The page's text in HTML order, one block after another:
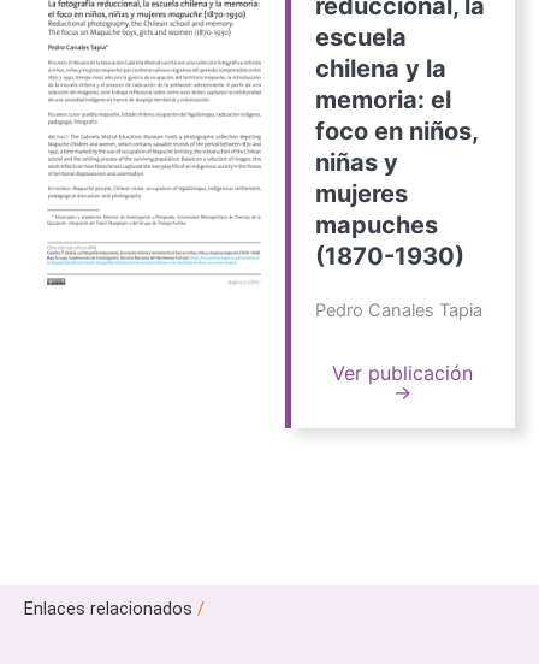
reduccional, la
escuela
chilena y la
memoria: el
foco en niños,
niñas y
mujeres
mapuches
(1870-1930)
Pedro Canales Tapia
Ver publicación
→
Enlaces relacionados /